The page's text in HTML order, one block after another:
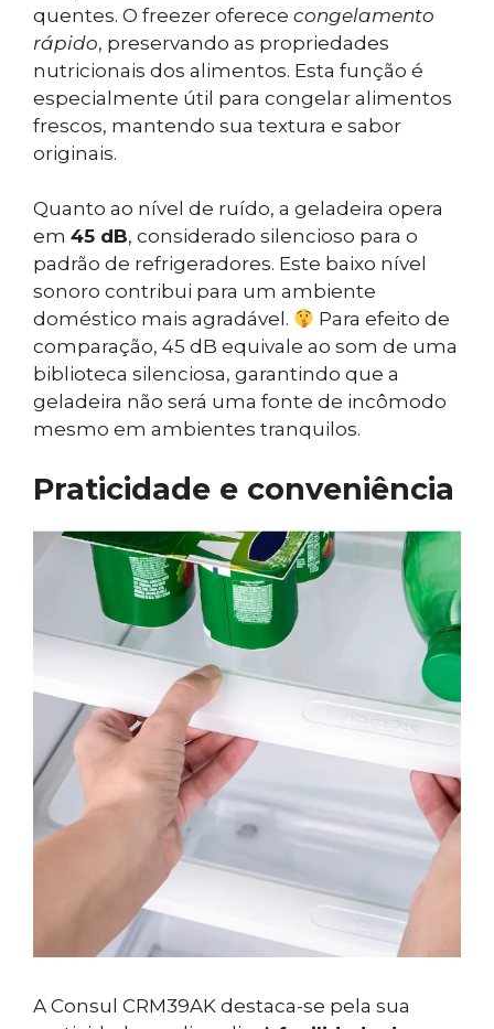
quentes. O freezer oferece congelamento
rápido, preservando as propriedades
nutricionais dos alimentos. Esta função é
especialmente útil para congelar alimentos
frescos, mantendo sua textura e sabor
originais.
Quanto ao nível de ruído, a geladeira opera
em 45 dB, considerado silencioso para o
padrão de refrigeradores. Este baixo nível
sonoro contribui para um ambiente
doméstico mais agradável.
Para efeito de
comparação, 45 dB equivale ao som de uma
biblioteca silenciosa, garantindo que a
geladeira não será uma fonte de incômodo
mesmo em ambientes tranquilos.
Praticidade e conveniência
A Consul CRM39AK destaca-se pela sua